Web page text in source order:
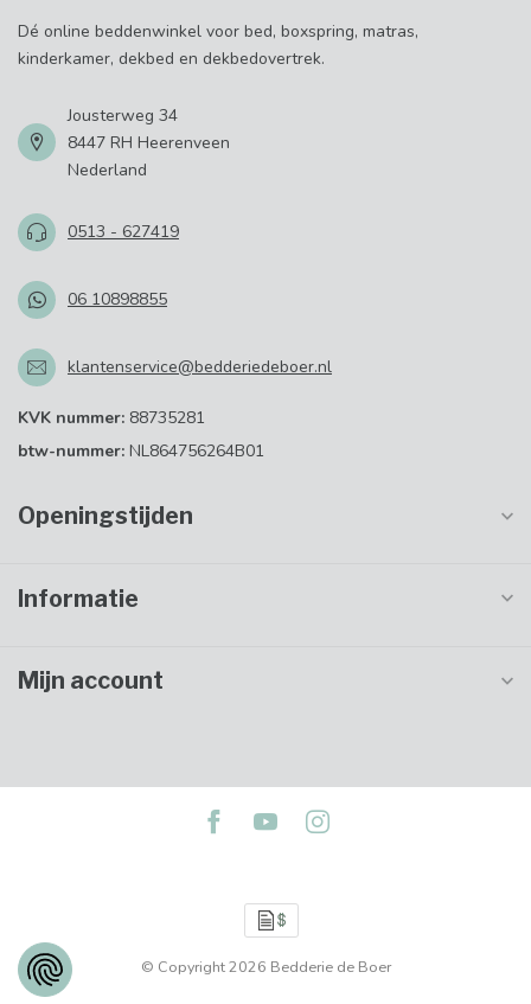
Dé online beddenwinkel voor bed, boxspring, matras,
kinderkamer, dekbed en dekbedovertrek.
Jousterweg 34
8447 RH Heerenveen
Nederland
0513 - 627419
06 10898855
klantenservice@bedderiedeboer.nl
KVK nummer: 88735281
btw-nummer: NL864756264B01
Openingstijden
Informatie
Mijn account
© Copyright 2026 Bedderie de Boer